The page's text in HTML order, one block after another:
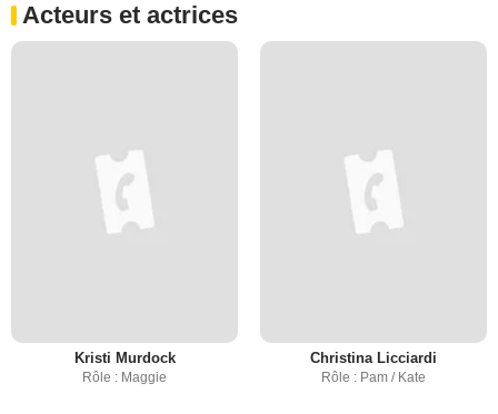
Acteurs et actrices
Kristi Murdock
Rôle : Maggie
Christina Licciardi
Rôle : Pam / Kate